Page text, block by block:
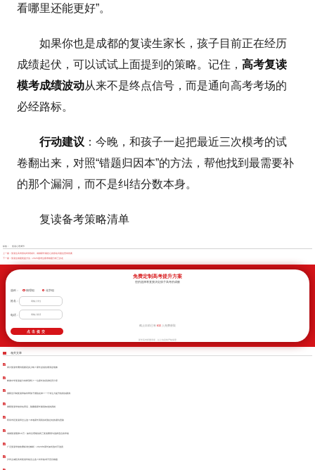
看哪里还能更好”。
如果你也是成都的复读生家长，孩子目前正在经历
成绩起伏，可以试试上面提到的策略。记住，高考复读
模考成绩波动从来不是终点信号，而是通向高考考场的
必经路标。
行动建议 ：今晚，和孩子一起把最近三次模考的试
卷翻出来，对照“错题归因本”的方法，帮他找到最需要补
的那个漏洞，而不是纠结分数本身。
复读备考策略清单
标签： 复读心理调节
上一篇：复读生高考报名时间快到，成都家长最担心的报名问题这里有答案
下一篇：复读生错题复盘方法：2026届考生模考错题分析三步走
免费定制高考提升方案
您的选择将直接决定孩子高考的成败
选科： 物理组 化学组
姓名：
电话：
截止目前已有 632 人免费获取
新学高考郑重承诺，以上信息将严格保密
相关文章
四川复读学费到底要花多少钱？家长必须先看清这笔账
树德中学复读提分有希望吗？一位家长的亲身经历分享
德阳全日制复读班如何帮孩子摆脱走神？一个专注力提升的真实案例
德阳复读学校排名背后，隐藏着家长最该知道的真相
阿坝市区复读班怎么选？本地家长用真实经验总结的避坑思路
成都复读预算10万：如何合理规划高三复读费用与选择适合的学校
广元复读学校收费标准全解析：2026年家长如何选对不选贵
泸州主城区高考复读学校怎么选？科学备考不盲目刷题